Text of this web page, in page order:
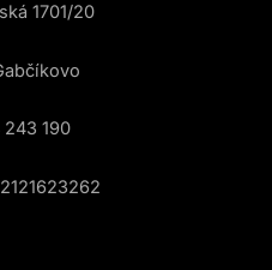
1701/20
243 190